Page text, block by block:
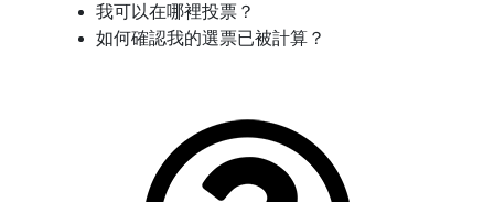
我可以在哪裡投票？
如何確認我的選票已被計算？